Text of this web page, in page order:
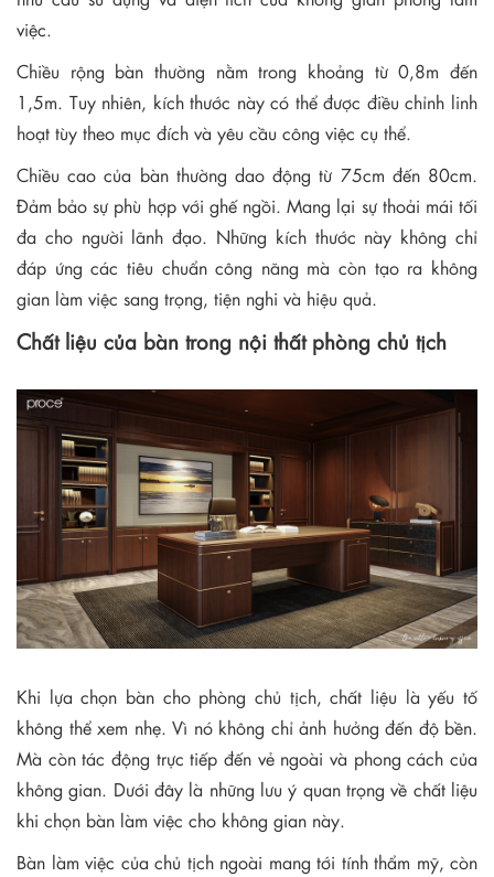
việc.
Chiều rộng bàn thường nằm trong khoảng từ 0,8m đến
1,5m. Tuy nhiên, kích thước này có thể được điều chỉnh linh
hoạt tùy theo mục đích và yêu cầu công việc cụ thể.
Chiều cao của bàn thường dao động từ 75cm đến 80cm.
Đảm bảo sự phù hợp với ghế ngồi. Mang lại sự thoải mái tối
đa cho người lãnh đạo. Những kích thước này không chỉ
đáp ứng các tiêu chuẩn công năng mà còn tạo ra không
gian làm việc sang trọng, tiện nghi và hiệu quả.
Chất liệu của bàn trong nội thất phòng chủ tịch
Khi lựa chọn bàn cho phòng chủ tịch, chất liệu là yếu tố
không thể xem nhẹ. Vì nó không chỉ ảnh hưởng đến độ bền.
Mà còn tác động trực tiếp đến vẻ ngoài và phong cách của
không gian. Dưới đây là những lưu ý quan trọng về chất liệu
khi chọn bàn làm việc cho không gian này.
Bàn làm việc của chủ tịch ngoài mang tới tính thẩm mỹ, còn